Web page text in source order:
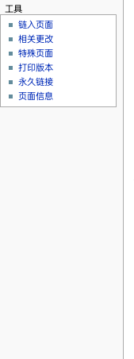
工具
链入页面
相关更改
特殊页面
打印版本
永久链接
页面信息